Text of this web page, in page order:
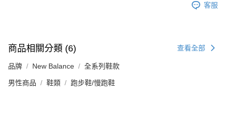
客服
商品相關分類 (6) 查看全部
品牌 New Balance 全系列鞋款
男性商品 鞋類 跑步鞋/慢跑鞋